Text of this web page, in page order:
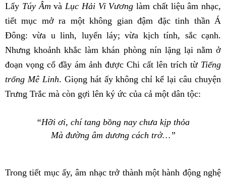
Lấy Túy Âm và Lục Hải Vi Vương làm chất liệu âm nhạc,
tiết mục mở ra một không gian đậm đặc tinh thần Á
Đông: vừa u linh, luyến láy; vừa kịch tính, sắc cạnh.
Nhưng khoảnh khắc làm khán phòng nín lặng lại nằm ở
đoạn vọng cổ đầy ám ảnh được Chi cất lên trích từ Tiếng
trống Mê Linh. Giọng hát ấy không chỉ kể lại câu chuyện
Trưng Trắc mà còn gợi lên ký ức của cả một dân tộc:
“Hỡi ơi, chí tang bồng nay chưa kịp thỏa
Mà đường âm dương cách trở…”
Trong tiết mục ấy, âm nhạc trở thành một hành động nghệ